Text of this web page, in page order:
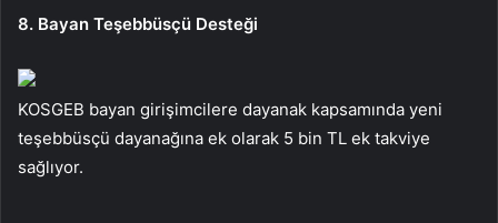
8. Bayan Teşebbüsçü Desteği
KOSGEB bayan girişimcilere dayanak kapsamında yeni
teşebbüsçü dayanağına ek olarak 5 bin TL ek takviye
sağlıyor.